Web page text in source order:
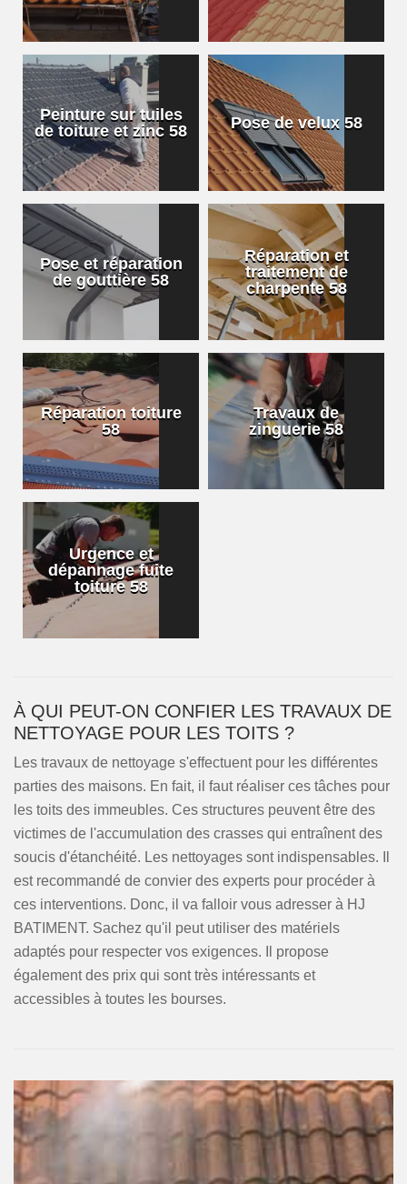
Peinture sur tuiles
de toiture et zinc 58
Pose de velux 58
Pose et réparation
de gouttière 58
Réparation et
traitement de
charpente 58
Réparation toiture
58
Travaux de
zinguerie 58
Urgence et
dépannage fuite
toiture 58
À QUI PEUT-ON CONFIER LES TRAVAUX DE
NETTOYAGE POUR LES TOITS ?
Les travaux de nettoyage s'effectuent pour les différentes
parties des maisons. En fait, il faut réaliser ces tâches pour
les toits des immeubles. Ces structures peuvent être des
victimes de l'accumulation des crasses qui entraînent des
soucis d'étanchéité. Les nettoyages sont indispensables. Il
est recommandé de convier des experts pour procéder à
ces interventions. Donc, il va falloir vous adresser à HJ
BATIMENT. Sachez qu'il peut utiliser des matériels
adaptés pour respecter vos exigences. Il propose
également des prix qui sont très intéressants et
accessibles à toutes les bourses.